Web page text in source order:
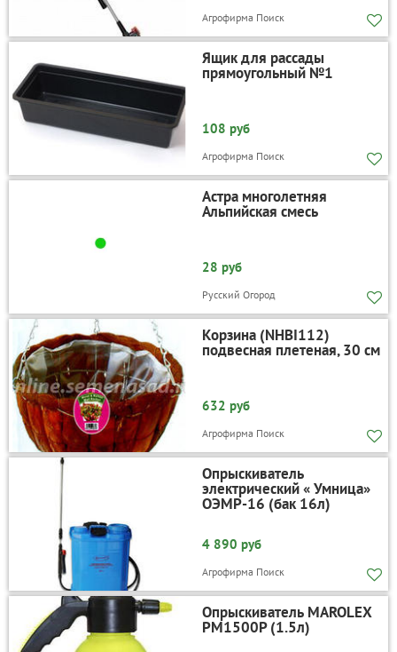
Агрофирма Поиск
Ящик для рассады
прямоугольный №1
108 руб
Агрофирма Поиск
Астра многолетняя
Альпийская смесь
28 руб
Русский Огород
Корзина (NHBI112)
подвесная плетеная, 30 см
632 руб
Агрофирма Поиск
Опрыскиватель
электрический « Умница»
ОЭМР-16 (бак 16л)
4 890 руб
Агрофирма Поиск
Опрыскиватель MAROLEX
PM1500P (1.5л)